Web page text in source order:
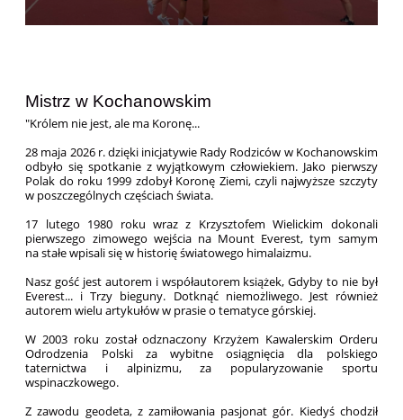
Mistrz w Kochanowskim
"Królem nie jest, ale ma Koronę...
28 maja 2026 r. dzięki inicjatywie Rady Rodziców w Kochanowskim
odbyło się spotkanie z wyjątkowym człowiekiem. Jako pierwszy
Polak do roku 1999 zdobył Koronę Ziemi, czyli najwyższe szczyty
w poszczególnych częściach świata.
17 lutego 1980 roku wraz z Krzysztofem Wielickim dokonali
pierwszego zimowego wejścia na Mount Everest, tym samym
na stałe wpisali się w historię światowego himalaizmu.
Nasz gość jest autorem i współautorem książek, Gdyby to nie był
Everest... i Trzy bieguny. Dotknąć niemożliwego. Jest również
autorem wielu artykułów w prasie o tematyce górskiej.
W 2003 roku został odznaczony Krzyżem Kawalerskim Orderu
Odrodzenia Polski za wybitne osiągnięcia dla polskiego
taternictwa i alpinizmu, za popularyzowanie sportu
wspinaczkowego.
Z zawodu geodeta, z zamiłowania pasjonat gór. Kiedyś chodził